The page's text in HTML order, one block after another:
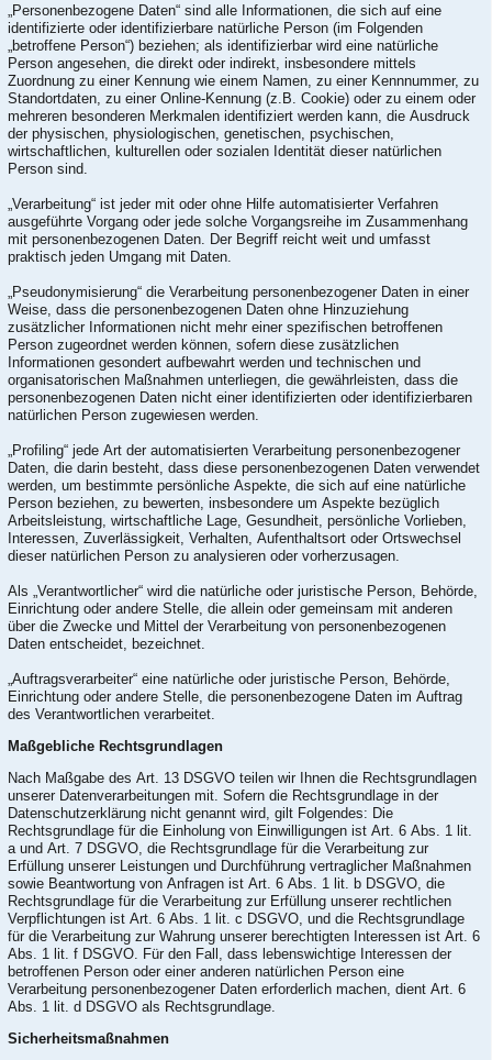
„Personenbezogene Daten“ sind alle Informationen, die sich auf eine
identifizierte oder identifizierbare natürliche Person (im Folgenden
„betroffene Person“) beziehen; als identifizierbar wird eine natürliche
Person angesehen, die direkt oder indirekt, insbesondere mittels
Zuordnung zu einer Kennung wie einem Namen, zu einer Kennnummer, zu
Standortdaten, zu einer Online-Kennung (z.B. Cookie) oder zu einem oder
mehreren besonderen Merkmalen identifiziert werden kann, die Ausdruck
der physischen, physiologischen, genetischen, psychischen,
wirtschaftlichen, kulturellen oder sozialen Identität dieser natürlichen
Person sind.
„Verarbeitung“ ist jeder mit oder ohne Hilfe automatisierter Verfahren
ausgeführte Vorgang oder jede solche Vorgangsreihe im Zusammenhang
mit personenbezogenen Daten. Der Begriff reicht weit und umfasst
praktisch jeden Umgang mit Daten.
„Pseudonymisierung“ die Verarbeitung personenbezogener Daten in einer
Weise, dass die personenbezogenen Daten ohne Hinzuziehung
zusätzlicher Informationen nicht mehr einer spezifischen betroffenen
Person zugeordnet werden können, sofern diese zusätzlichen
Informationen gesondert aufbewahrt werden und technischen und
organisatorischen Maßnahmen unterliegen, die gewährleisten, dass die
personenbezogenen Daten nicht einer identifizierten oder identifizierbaren
natürlichen Person zugewiesen werden.
„Profiling“ jede Art der automatisierten Verarbeitung personenbezogener
Daten, die darin besteht, dass diese personenbezogenen Daten verwendet
werden, um bestimmte persönliche Aspekte, die sich auf eine natürliche
Person beziehen, zu bewerten, insbesondere um Aspekte bezüglich
Arbeitsleistung, wirtschaftliche Lage, Gesundheit, persönliche Vorlieben,
Interessen, Zuverlässigkeit, Verhalten, Aufenthaltsort oder Ortswechsel
dieser natürlichen Person zu analysieren oder vorherzusagen.
Als „Verantwortlicher“ wird die natürliche oder juristische Person, Behörde,
Einrichtung oder andere Stelle, die allein oder gemeinsam mit anderen
über die Zwecke und Mittel der Verarbeitung von personenbezogenen
Daten entscheidet, bezeichnet.
„Auftragsverarbeiter“ eine natürliche oder juristische Person, Behörde,
Einrichtung oder andere Stelle, die personenbezogene Daten im Auftrag
des Verantwortlichen verarbeitet.
Maßgebliche Rechtsgrundlagen
Nach Maßgabe des Art. 13 DSGVO teilen wir Ihnen die Rechtsgrundlagen
unserer Datenverarbeitungen mit. Sofern die Rechtsgrundlage in der
Datenschutzerklärung nicht genannt wird, gilt Folgendes: Die
Rechtsgrundlage für die Einholung von Einwilligungen ist Art. 6 Abs. 1 lit.
a und Art. 7 DSGVO, die Rechtsgrundlage für die Verarbeitung zur
Erfüllung unserer Leistungen und Durchführung vertraglicher Maßnahmen
sowie Beantwortung von Anfragen ist Art. 6 Abs. 1 lit. b DSGVO, die
Rechtsgrundlage für die Verarbeitung zur Erfüllung unserer rechtlichen
Verpflichtungen ist Art. 6 Abs. 1 lit. c DSGVO, und die Rechtsgrundlage
für die Verarbeitung zur Wahrung unserer berechtigten Interessen ist Art. 6
Abs. 1 lit. f DSGVO. Für den Fall, dass lebenswichtige Interessen der
betroffenen Person oder einer anderen natürlichen Person eine
Verarbeitung personenbezogener Daten erforderlich machen, dient Art. 6
Abs. 1 lit. d DSGVO als Rechtsgrundlage.
Sicherheitsmaßnahmen